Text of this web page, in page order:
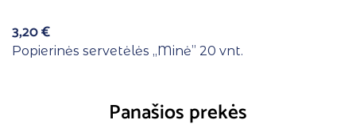
3,20€
Popierinės servetėlės ,,Minė” 20 vnt.
Panašios prekės